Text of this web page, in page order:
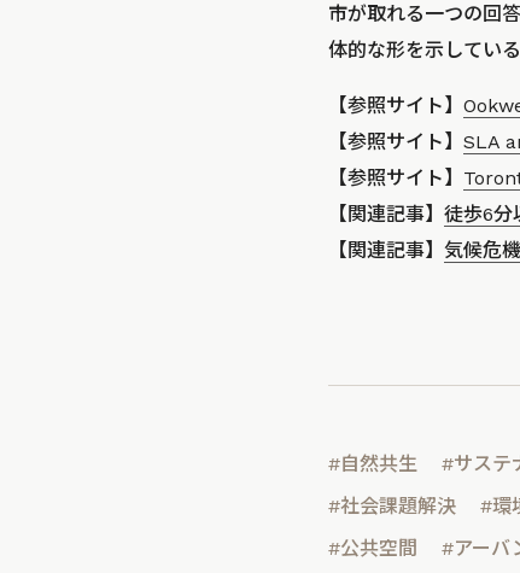
市が取れる一つの回
体的な形を示している
【参照サイト】
【参照サイト】 SLA
【参照サイト】
【関連記事】 徒歩6分
【関連記事】 気候危
#自然共生 #サステ
#社会課題解決
#環
#公共空間
#アーバ